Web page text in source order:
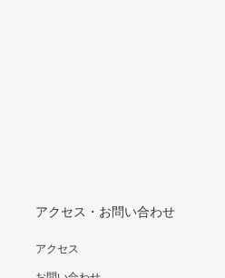
アクセス・お問い合わせ
アクセス